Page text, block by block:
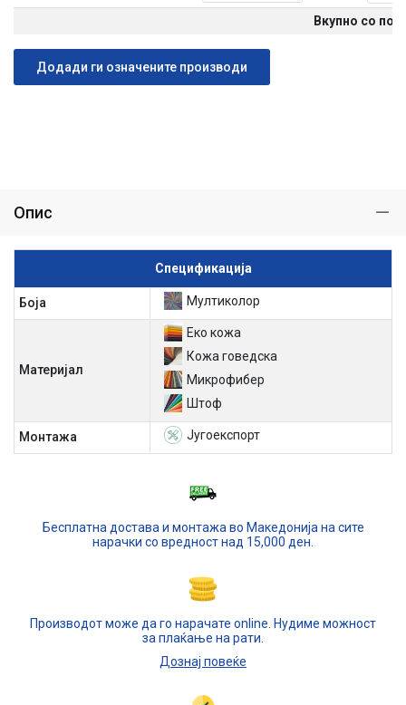
Вкупно со
Додади ги означените производи
Опис
Спецификација
Боја Мултиколор
Материјал
Еко кожа
Кожа говедска
Микрофибер
Штоф
Mонтажа Југоекспорт
Бесплатна достава и монтажа во Македонија на сите
нарачки со вредност над 15,000 ден.
Производот може да го нарачате online. Нудиме можност
за плаќање на рати.
Дознај повеќе